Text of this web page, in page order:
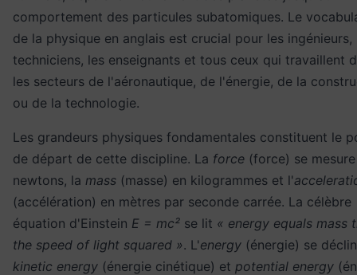
comportement des particules subatomiques. Le
de la physique en anglais est crucial pour les ingénieurs,
techniciens, les enseignants et tous ceux qui travaillent
les secteurs de l'aéronautique, de l'énergie, de la
ou de la technologie.
Les grandeurs physiques fondamentales constituent le
de départ de cette discipline. La force (force) se
newtons, la mass (masse) en kilogrammes et l'
(accélération) en mètres par seconde carrée. La célèbre
équation d'Einstein E = mc² se lit « energy equals mass
the speed of light squared ». L'energy (énergie) se
kinetic energy (énergie cinétique) et potential energy